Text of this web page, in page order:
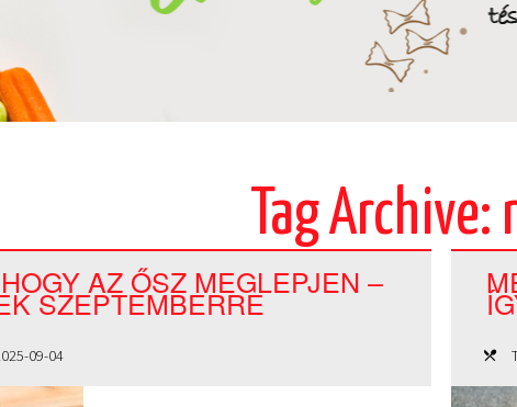
Tag Archive:
AZ ŐSZ MEGLEPJEN –
SZEPTEMBERRE
09-04